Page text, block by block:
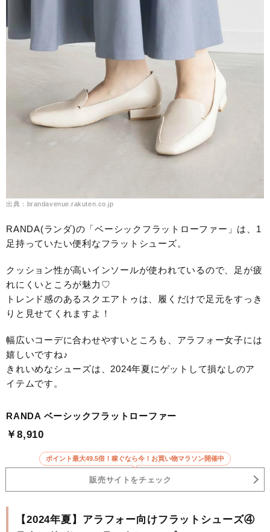
出典：brandavenue.rakuten.co.jp
RANDA(ランダ)の「ベーシックフラットローファー」は、1
足持っていたい便利なフラットシューズ。
クッション性が高いインソールが使われているので、足が疲
れにくいところが魅力♡
トレンド感のあるスクエアトゥは、履くだけで足元をすっき
りと見せてくれますよ！
幅広いコーデに合わせやすいところも、アラフォー女子には
嬉しいですね♪
きれいめなシューズは、2024年夏にゲットして損なしのア
イテムです。
RANDA ベーシックフラットローファー
￥8,910
ポイント最大49.5倍！稼ぐなら今！お買い物マラソン開催中
販売サイトをチェック
【2024年夏】アラフォー向けフラットシューズ④